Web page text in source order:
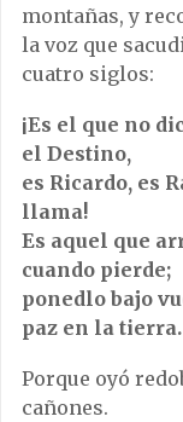
montañas, y
la voz que
cuatro siglos:
¡Es el que no
el Destino,
es Ricardo, es
llama!
Es aquel que
cuando pierde;
ponedlo bajo
paz en la tierra.
Porque oyó
cañones.